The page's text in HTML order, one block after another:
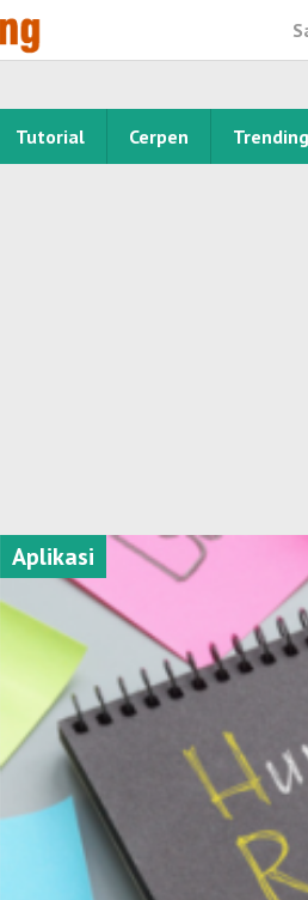
Tutorial Cerpen Trending
Aplikasi